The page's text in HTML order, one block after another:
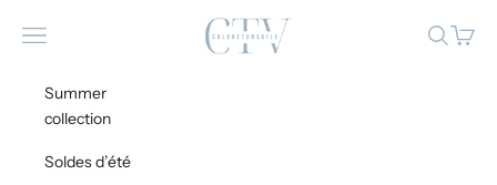
Coloretonvoile
Menü Suchen
Summer
collection
Soldes d’été